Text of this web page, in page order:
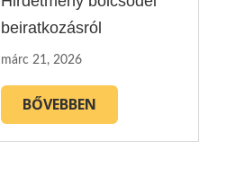
beiratkozásról
márc 21, 2026
BŐVEBBEN